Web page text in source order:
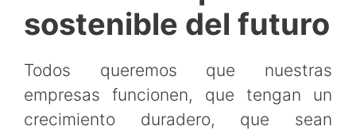
sostenible del futuro
Todos queremos que nuestras
empresas funcionen, que tengan un
crecimiento duradero, que sean